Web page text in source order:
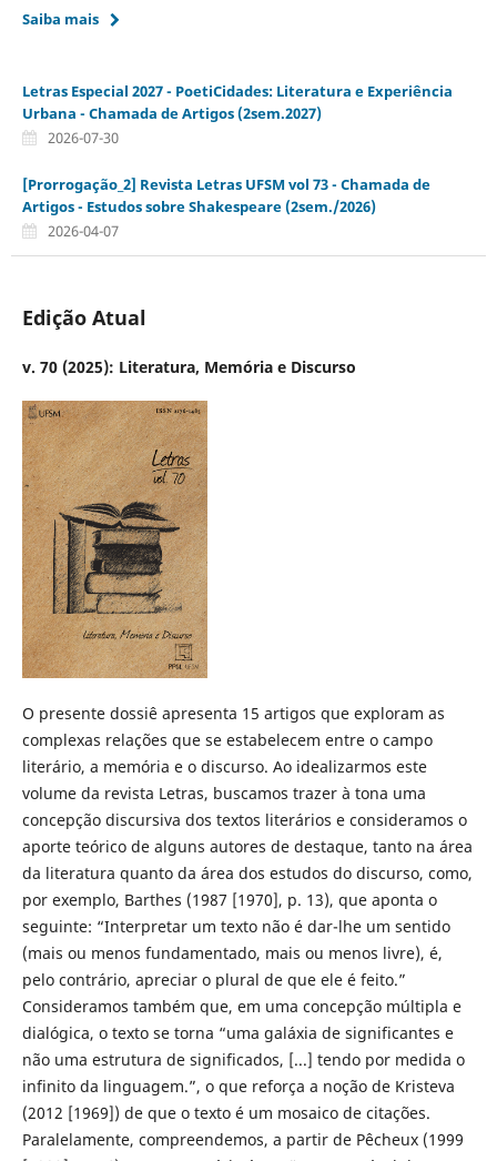
Saiba mais
Letras Especial 2027 - PoetiCidades: Literatura e Experiência
Urbana - Chamada de Artigos (2sem.2027)
2026-07-30
[Prorrogação_2] Revista Letras UFSM vol 73 - Chamada de
Artigos - Estudos sobre Shakespeare (2sem./2026)
2026-04-07
Edição Atual
v. 70 (2025): Literatura, Memória e Discurso
O presente dossiê apresenta 15 artigos que exploram as
complexas relações que se estabelecem entre o campo
literário, a memória e o discurso. Ao idealizarmos este
volume da revista Letras, buscamos trazer à tona uma
concepção discursiva dos textos literários e consideramos o
aporte teórico de alguns autores de destaque, tanto na área
da literatura quanto da área dos estudos do discurso, como,
por exemplo, Barthes (1987 [1970], p. 13), que aponta o
seguinte: “Interpretar um texto não é dar-lhe um sentido
(mais ou menos fundamentado, mais ou menos livre), é,
pelo contrário, apreciar o plural de que ele é feito.”
Consideramos também que, em uma concepção múltipla e
dialógica, o texto se torna “uma galáxia de significantes e
não uma estrutura de significados, [...] tendo por medida o
infinito da linguagem.”, o que reforça a noção de Kristeva
(2012 [1969]) de que o texto é um mosaico de citações.
Paralelamente, compreendemos, a partir de Pêcheux (1999